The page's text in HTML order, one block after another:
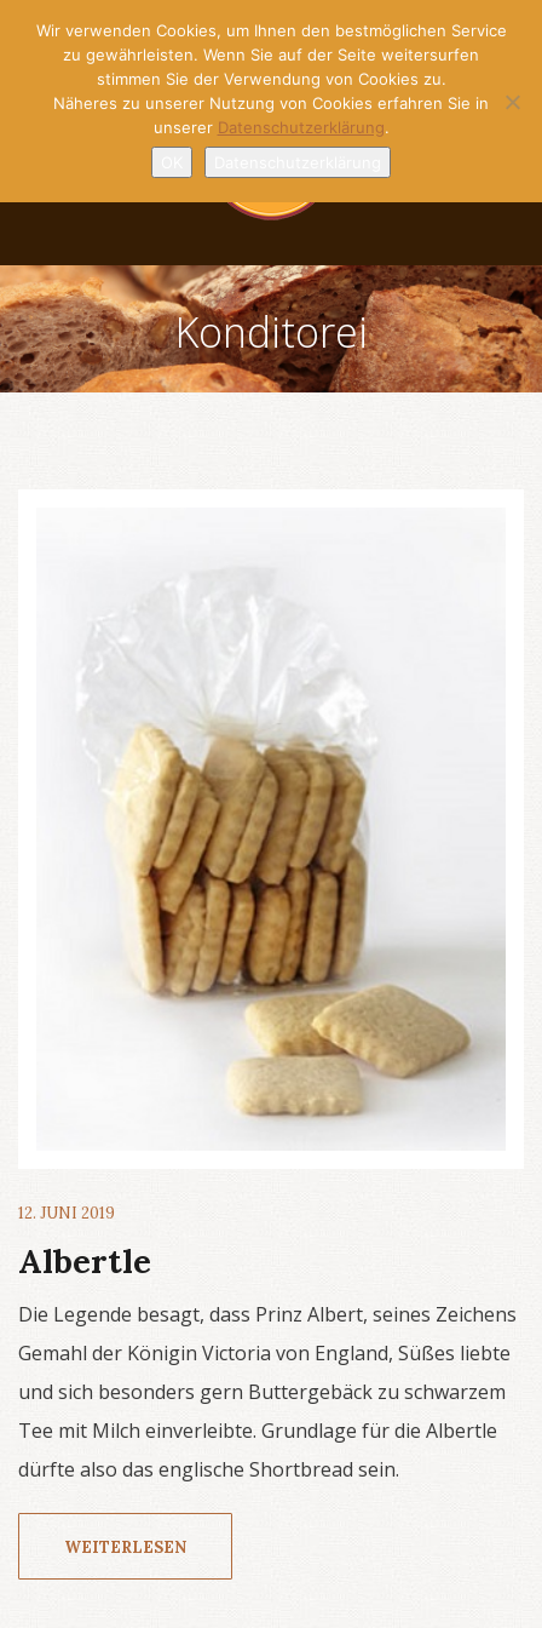
Konditorei
12. JUNI 2019
Albertle
Die Legende besagt, dass Prinz Albert, seines Zeichens
Gemahl der Königin Victoria von England, Süßes liebte
und sich besonders gern Buttergebäck zu schwarzem
Tee mit Milch einverleibte. Grundlage für die Albertle
dürfte also das englische Shortbread sein.
WEITERLESEN
Wir verwenden Cookies, um Ihnen den bestmöglichen Service
zu gewährleisten. Wenn Sie auf der Seite weitersurfen
stimmen Sie der Verwendung von Cookies zu.
Näheres zu unserer Nutzung von Cookies erfahren Sie in
unserer Datenschutzerklärung.